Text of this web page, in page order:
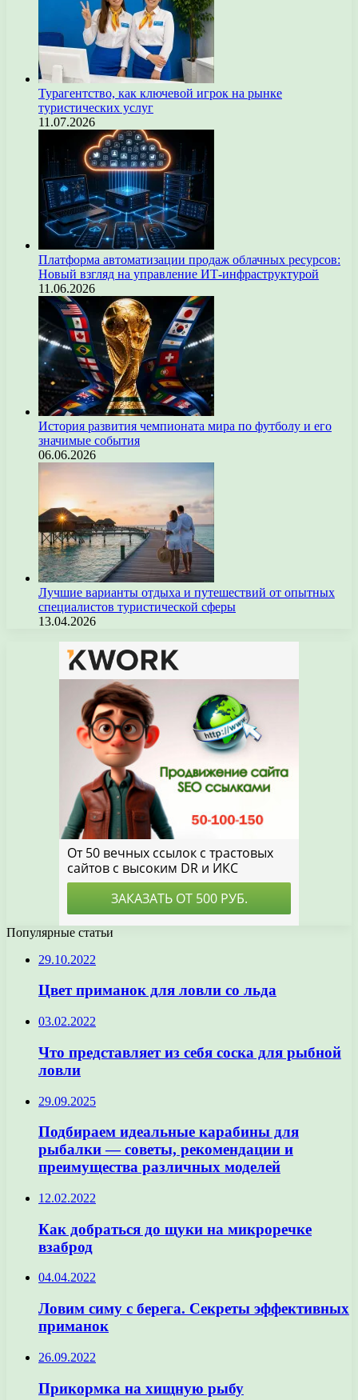
Турагентство, как ключевой игрок на рынке
туристических услуг
11.07.2026
Платформа автоматизации продаж облачных ресурсов:
Новый взгляд на управление ИТ-инфраструктурой
11.06.2026
История развития чемпионата мира по футболу и его
значимые события
06.06.2026
Лучшие варианты отдыха и путешествий от опытных
специалистов туристической сферы
13.04.2026
Популярные статьи
29.10.2022
Цвет приманок для ловли со льда
03.02.2022
Что представляет из себя соска для рыбной
ловли
29.09.2025
Подбираем идеальные карабины для
рыбалки — советы, рекомендации и
преимущества различных моделей
12.02.2022
Как добраться до щуки на микроречке
взаброд
04.04.2022
Ловим симу с берега. Секреты эффективных
приманок
26.09.2022
Прикормка на хищную рыбу